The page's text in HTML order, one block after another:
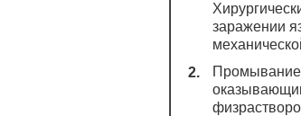
заражении